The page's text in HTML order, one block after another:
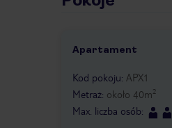
Apartament
Kod pokoju: APX1
Metraż: około 40m2
Max. liczba osób: